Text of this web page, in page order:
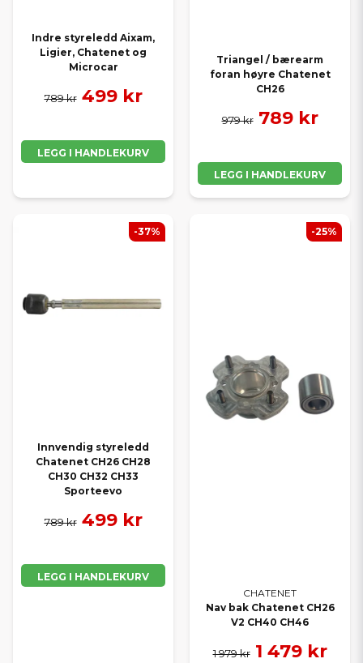
Indre styreledd Aixam,
Ligier, Chatenet og
Microcar
789 kr 499 kr
LEGG I HANDLEKURV
Triangel / bærearm
foran høyre Chatenet
CH26
979 kr 789 kr
LEGG I HANDLEKURV
Innvendig styreledd
Chatenet CH26 CH28
CH30 CH32 CH33
Sporteevo
789 kr 499 kr
LEGG I HANDLEKURV
-37%
CHATENET
Nav bak Chatenet CH26
V2 CH40 CH46
1 979 kr 1 479 kr
-25%